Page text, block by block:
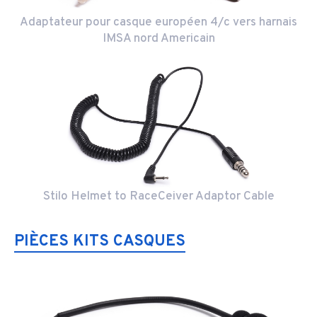
Adaptateur pour casque européen 4/c vers harnais
IMSA nord Americain
Stilo Helmet to RaceCeiver Adaptor Cable
PIÈCES KITS CASQUES